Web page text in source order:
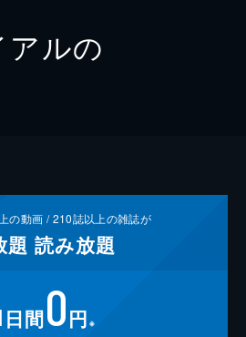
ルの
の動画 /210誌以上の雑誌が
題 読み放題
日間0円 ※